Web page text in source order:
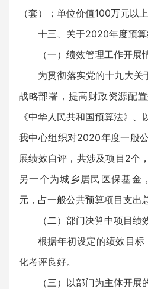
（套）；单位价值100万元以
十三、关于2020年度预
（一）绩效管理工作开展
为贯彻落实党的十九大关
战略部署，提高财政资源配
《中华人民共和国预算法》、
我中心组织对2020年度一般
展绩效自评，共涉及项目2个
另一个为城乡居民医保基金
元，占一般公共预算项目支出
（二）部门决算中项目绩
根据年初设定的绩效目
化考评良好。
（三）以部门为主体开